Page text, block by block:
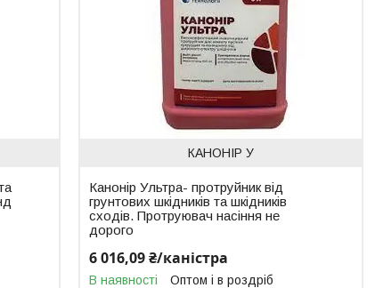
КАНОНІР У
Канонір Ультра- протруйник від
грунтових шкідників та шкідників
сходів. Протруювач насіння не
дорого
6 016,09 ₴/каністра
В наявності Оптом і в роздріб